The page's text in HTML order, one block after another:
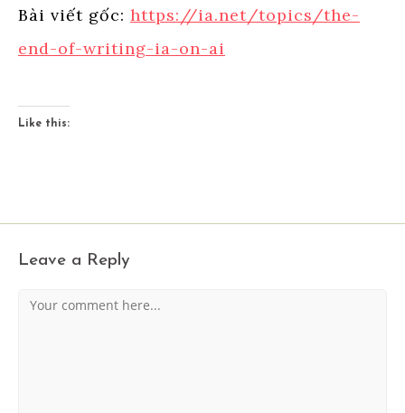
Bài viết gốc: https://ia.net/topics/the-
end-of-writing-ia-on-ai
Like this:
Leave a Reply
Comment